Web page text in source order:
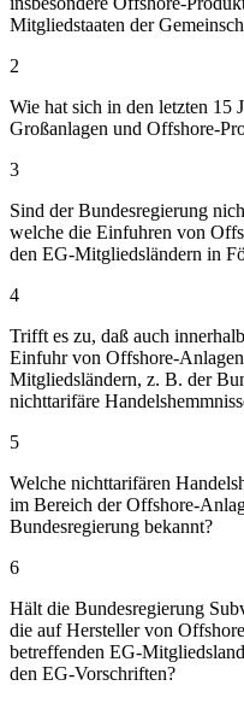
Mitgliedstaaten der
2
Wie hat sich in den letzten 15
Großanlagen und Offshore-
3
Sind der Bundesregierung
welche die Einfuhren von
den EG-Mitgliedsländern in
4
Trifft es zu, daß auch
Einfuhr von Offshore-
Mitgliedsländern, z. B. der
nichttarifäre
5
Welche nichttarifären
im Bereich der Offshore-
Bundesregierung bekannt?
6
Hält die Bundesregierung
die auf Hersteller von
betreffenden EG-
den EG-Vorschriften?